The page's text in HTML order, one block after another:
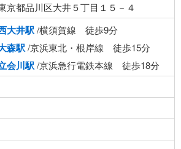
京都品川区大井５丁目１５－４
大井駅/横須賀線 徒歩9分
森駅/京浜東北・根岸線 徒歩15分
会川駅/京浜急行電鉄本線 徒歩18分